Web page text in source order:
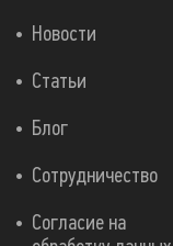
Новости
Статьи
Блог
Сотрудничество
Согласие на